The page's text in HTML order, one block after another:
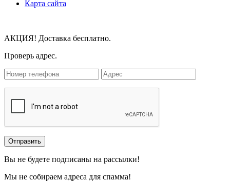
Карта сайта
АКЦИЯ! Доставка бесплатно.
Проверь адрес.
Вы не будете подписаны на рассылки!
Мы не собираем адреса для спамма!